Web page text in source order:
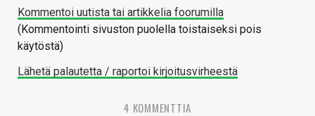
Kommentoi uutista tai artikkelia foorumilla
(Kommentointi sivuston puolella toistaiseksi pois
käytöstä)
Lähetä palautetta / raportoi kirjoitusvirheestä
4 KOMMENTTIA